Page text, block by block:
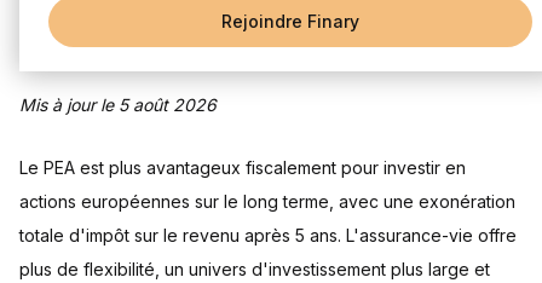
Le PEA ou l'assurance-vie, lequel est le plus rentable ?
inversement ?
Que se passe-t-il si je retire mon argent avant le délai
fiscal (5 ans pour le PEA, 8 ans pour l'assurance-vie) ?
Sources
Rejoindre Finary
Mis à jour le 5 août 2026
Le PEA est plus avantageux fiscalement pour investir en
actions européennes sur le long terme, avec une exonération
totale d'impôt sur le revenu après 5 ans. L'assurance-vie offre
plus de flexibilité, un univers d'investissement plus large et